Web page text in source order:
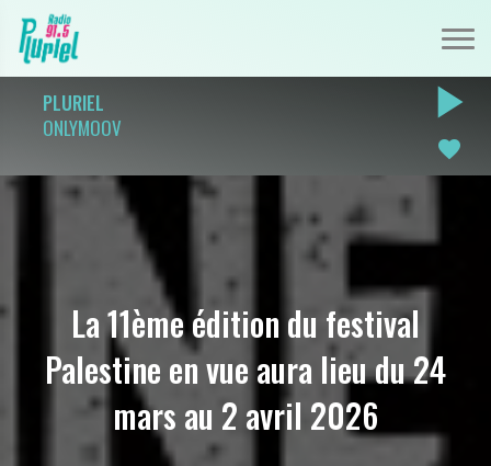
PLURIEL
ONLYMOOV
play_arrow
favorite
La 11ème édition du festival
Palestine en vue aura lieu du 24
mars au 2 avril 2026